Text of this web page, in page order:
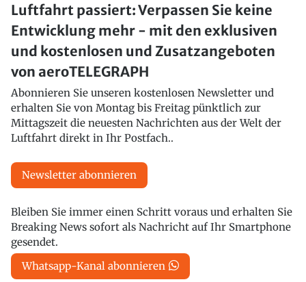
Luftfahrt passiert: Verpassen Sie keine
Entwicklung mehr - mit den exklusiven
und kostenlosen und Zusatzangeboten
von aeroTELEGRAPH
Abonnieren Sie unseren kostenlosen Newsletter und
erhalten Sie von Montag bis Freitag pünktlich zur
Mittagszeit die neuesten Nachrichten aus der Welt der
Luftfahrt direkt in Ihr Postfach..
Newsletter abonnieren
Bleiben Sie immer einen Schritt voraus und erhalten Sie
Breaking News sofort als Nachricht auf Ihr Smartphone
gesendet.
Whatsapp-Kanal abonnieren